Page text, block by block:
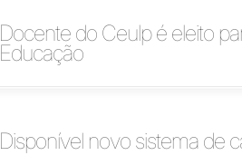
Docente do Ceulp é eleito
Educação
Disponível novo sistema de